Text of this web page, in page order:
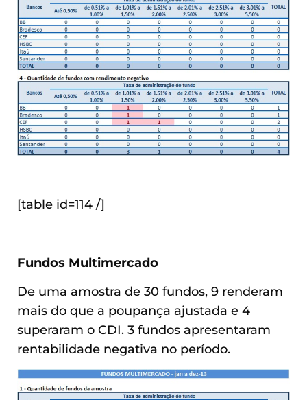
[table id=114 /]
Fundos Multimercado
De uma amostra de 30 fundos, 9 renderam
mais do que a poupança ajustada e 4
superaram o CDI. 3 fundos apresentaram
rentabilidade negativa no período.